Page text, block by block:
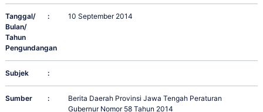
Tanggal/
Bulan/
Tahun
Pengundangan
: 10 September 2014
Subjek :
Sumber :
Berita Daerah Provinsi Jawa Tengah Peraturan
Gubernur Nomor 58 Tahun 2014